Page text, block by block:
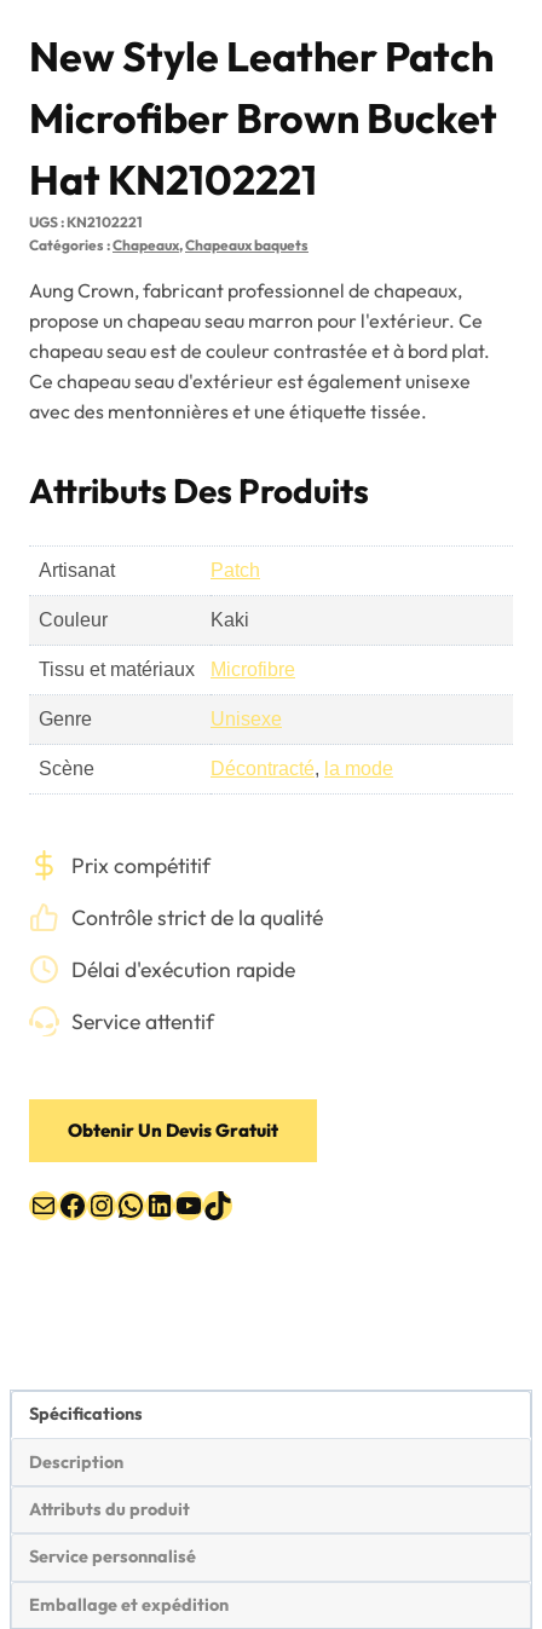
New Style Leather Patch
Microfiber Brown Bucket
Hat KN2102221
UGS :KN2102221
Catégories :Chapeaux,Chapeaux baquets
Aung Crown, fabricant professionnel de chapeaux,
propose un chapeau seau marron pour l'extérieur. Ce
chapeau seau est de couleur contrastée et à bord plat.
Ce chapeau seau d'extérieur est également unisexe
avec des mentonnières et une étiquette tissée.
Attributs Des Produits
Artisanat Patch
Couleur Kaki
Tissu et matériaux Microfibre
Genre Unisexe
Scène Décontracté, la mode
Prix compétitif
Contrôle strict de la qualité
Délai d'exécution rapide
Service attentif
Obtenir Un Devis Gratuit
E-mailFacebook
Instagram
WhatsApp
LinkedIn
YouTube
TikTok
Spécifications
Description
Attributs du produit
Service personnalisé
Emballage et expédition